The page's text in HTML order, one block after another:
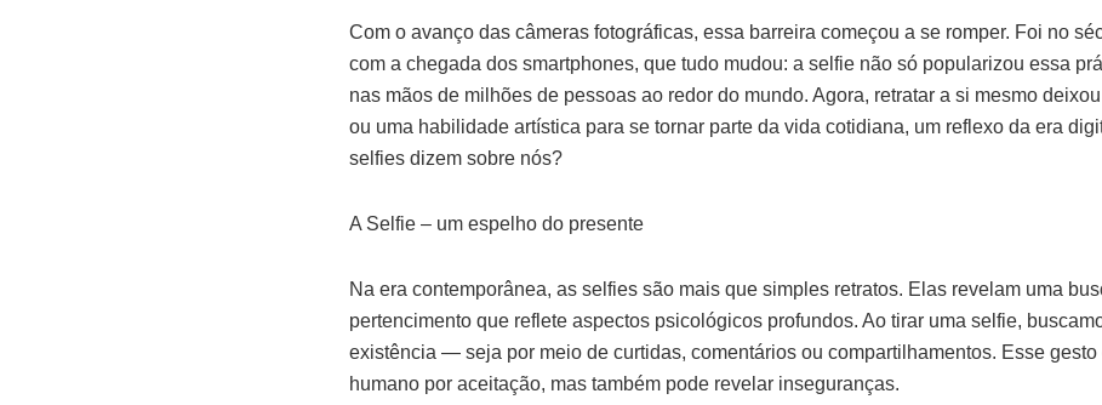
Com o avanço das câmeras fotográficas, essa barreira começou a se romper. Foi no
com a chegada dos smartphones, que tudo mudou: a selfie não só popularizou essa
nas mãos de milhões de pessoas ao redor do mundo. Agora, retratar a si mesmo
ou uma habilidade artística para se tornar parte da vida cotidiana, um reflexo da era
selfies dizem sobre nós?
A Selfie – um espelho do presente
Na era contemporânea, as selfies são mais que simples retratos. Elas revelam uma
pertencimento que reflete aspectos psicológicos profundos. Ao tirar uma selfie,
existência — seja por meio de curtidas, comentários ou compartilhamentos. Esse
humano por aceitação, mas também pode revelar inseguranças.